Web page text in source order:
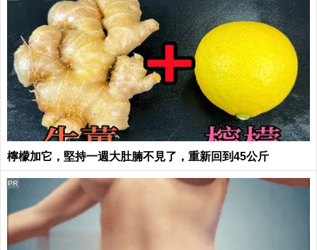
檸檬加它，堅持一週大肚腩不見了，重新回到45公斤
PR